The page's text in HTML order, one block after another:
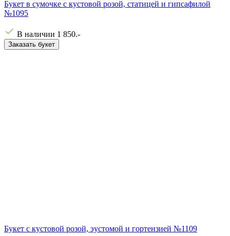
Букет в сумочке с кустовой розой, статицей и гипсафилой
№1095
В наличии 1 850.-
Заказать букет
Букет с кустовой розой, эустомой и гортензией №1109